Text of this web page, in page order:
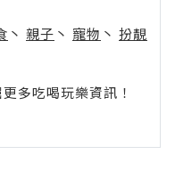
丶 親子 丶 寵物 丶 扮靚
多吃喝玩樂資訊！